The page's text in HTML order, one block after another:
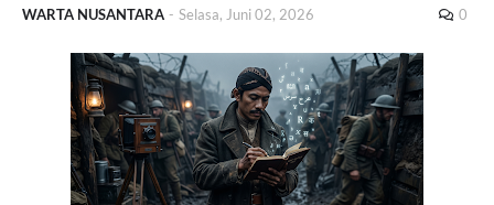
WARTA NUSANTARA - Selasa, Juni 02, 2026 0